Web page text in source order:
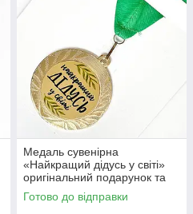
Медаль сувенірна
«Найкращий дідусь у світі»
оригінальний подарунок та
символ визнання
Готово до відправки